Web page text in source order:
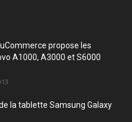
propose les
A1000, A3000 et S6000
la tablette Samsung Galaxy